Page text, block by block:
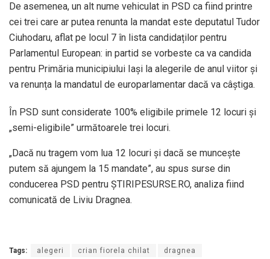
De asemenea, un alt nume vehiculat in PSD ca fiind printre
cei trei care ar putea renunta la mandat este deputatul Tudor
Ciuhodaru, aflat pe locul 7 în lista candidaților pentru
Parlamentul European: in partid se vorbeste ca va candida
pentru Primăria municipiului Iași la alegerile de anul viitor și
va renunța la mandatul de europarlamentar dacă va câștiga.
În PSD sunt considerate 100% eligibile primele 12 locuri și
„semi-eligibile” următoarele trei locuri.
„Dacă nu tragem vom lua 12 locuri și dacă se muncește
putem să ajungem la 15 mandate”, au spus surse din
conducerea PSD pentru ȘTIRIPESURSE.RO, analiza fiind
comunicată de Liviu Dragnea.
Tags: alegeri crian fiorela chilat dragnea